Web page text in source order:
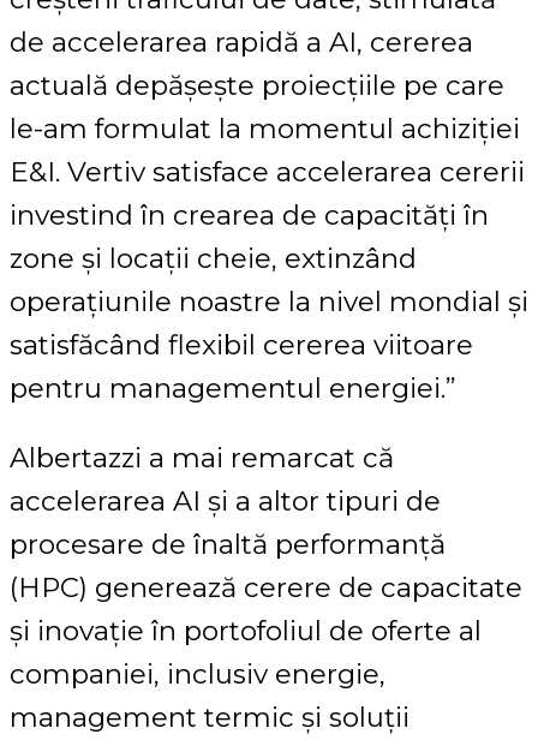
de accelerarea rapidă a AI, cererea
actuală depășește proiecțiile pe care
le-am formulat la momentul achiziției
E&I. Vertiv satisface accelerarea cererii
investind în crearea de capacități în
zone și locații cheie, extinzând
operațiunile noastre la nivel mondial și
satisfăcând flexibil cererea viitoare
pentru managementul energiei.”
Albertazzi a mai remarcat că
accelerarea AI și a altor tipuri de
procesare de înaltă performanță
(HPC) generează cerere de capacitate
și inovație în portofoliul de oferte al
companiei, inclusiv energie,
management termic și soluții